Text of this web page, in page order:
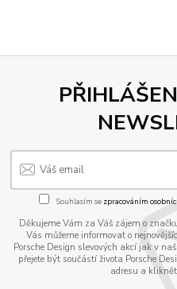
Souhlasím se zpracováním
Děkujeme Vám za Váš zájem o
Vás můžeme informovat o
Porsche Design slevových akcí jak v
přejete být součástí života Porsche
adresu a